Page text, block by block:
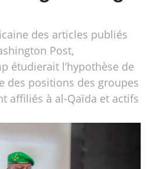
des articles publiés
Post,
étudierait l’hypothèse de
des positions des groupes
affiliés à al-Qaïda et actifs